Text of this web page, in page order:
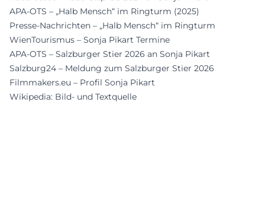
APA-OTS – „Halb Mensch“ im Ringturm (2025)
Presse-Nachrichten – „Halb Mensch“ im Ringturm
WienTourismus – Sonja Pikart Termine
APA-OTS – Salzburger Stier 2026 an Sonja Pikart
Salzburg24 – Meldung zum Salzburger Stier 2026
Filmmakers.eu – Profil Sonja Pikart
Wikipedia: Bild- und Textquelle